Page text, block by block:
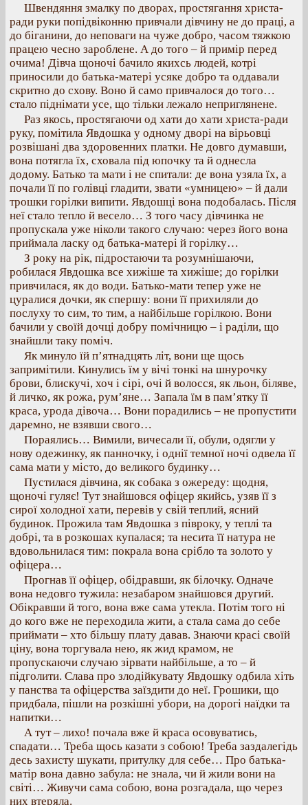
Швендяння змалку по дворах, простягання христа-
ради руки попідвіконню привчали дівчину не до праці, а
до біганини, до неповаги на чуже добро, часом тяжкою
працею чесно зароблене. А до того – й примір перед
очима! Дівча щоночі бачило якихсь людей, котрі
приносили до батька-матері усяке добро та оддавали
скритно до схову. Воно й само привчалося до того…
стало піднімати усе, що тільки лежало неприглянене.
Раз якось, простягаючи од хати до хати христа-ради
руку, помітила Явдошка у одному дворі на вірьовці
розвішані два здоровенних платки. Не довго думавши,
вона потягла їх, сховала під юпочку та й однесла
додому. Батько та мати і не спитали: де вона узяла їх, а
почали її по голівці гладити, звати «умницею» – й дали
трошки горілки випити. Явдошці вона подобалась. Після
неї стало тепло й весело… З того часу дівчинка не
пропускала уже ніколи такого случаю: через його вона
приймала ласку од батька-матері й горілку…
З року на рік, підростаючи та розумнішаючи,
робилася Явдошка все хижіше та хижіше; до горілки
привчилася, як до води. Батько-мати тепер уже не
цуралися дочки, як спершу: вони її прихиляли до
послуху то сим, то тим, а найбільше горілкою. Вони
бачили у своїй дочці добру помічницю – і раділи, що
знайшли таку поміч.
Як минуло їй п’ятнадцять літ, вони ще щось
запримітили. Кинулись їм у вічі тонкі на шнурочку
брови, блискучі, хоч і сірі, очі й волосся, як льон, біляве,
й личко, як рожа, рум’яне… Запала їм в пам’ятку її
краса, урода дівоча… Вони порадились – не пропустити
даремно, не взявши свого…
Пораялись… Вимили, вичесали її, обули, одягли у
нову одежинку, як панночку, і однії темної ночі одвела її
сама мати у місто, до великого будинку…
Пустилася дівчина, як собака з ожереду: щодня,
щоночі гуляє! Тут знайшовся офіцер якийсь, узяв її з
сирої холодної хати, перевів у свій теплий, ясний
будинок. Прожила там Явдошка з півроку, у теплі та
добрі, та в розкошах купалася; та несита її натура не
вдовольнилася тим: покрала вона срібло та золото у
офіцера…
Прогнав її офіцер, обідравши, як білочку. Одначе
вона недовго тужила: незабаром знайшовся другий.
Обікравши й того, вона вже сама утекла. Потім того ні
до кого вже не переходила жити, а стала сама до себе
приймати – хто більшу плату давав. Знаючи красі своїй
ціну, вона торгувала нею, як жид крамом, не
пропускаючи случаю зірвати найбільше, а то – й
підголити. Слава про злодійкувату Явдошку одбила хіть
у панства та офіцерства заїздити до неї. Грошики, що
придбала, пішли на розкішні убори, на дорогі наїдки та
напитки…
А тут – лихо! почала вже й краса осовуватись,
спадати… Треба щось казати з собою! Треба заздалегідь
десь захисту шукати, притулку для себе… Про батька-
матір вона давно забула: не знала, чи й жили вони на
світі… Живучи сама собою, вона розгадала, що через
них втеряла.